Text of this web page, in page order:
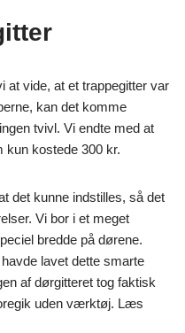
at vide, at et trappegitter var
kan det komme
tvivl. Vi endte med at
kun kostede 300 kr.
det kunne indstilles, så det
Vi bor i et meget
bredde på dørene.
lavet dette smarte
af dørgitteret tog faktisk
uden værktøj. Læs